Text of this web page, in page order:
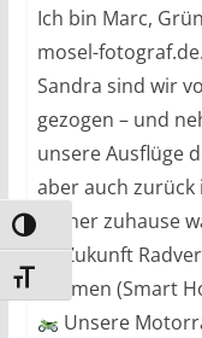
Umschalten auf hohe
Schrift vergrößern
Ich bin Marc,
mosel-
Sandra sind wir
gezogen – und
unsere Ausflüge
aber auch zurück
vorher zuhause
Zukunft
Themen (Smart
Unsere